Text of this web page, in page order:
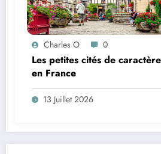
Charles O 0
Les petites cités de
en France
13 Juillet 2026